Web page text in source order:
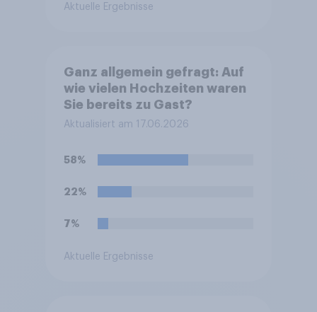
Aktuelle Ergebnisse
Ganz allgemein gefragt: Auf
wie vielen Hochzeiten waren
Sie bereits zu Gast?
Aktualisiert am 17.06.2026
58%
22%
7%
Aktuelle Ergebnisse